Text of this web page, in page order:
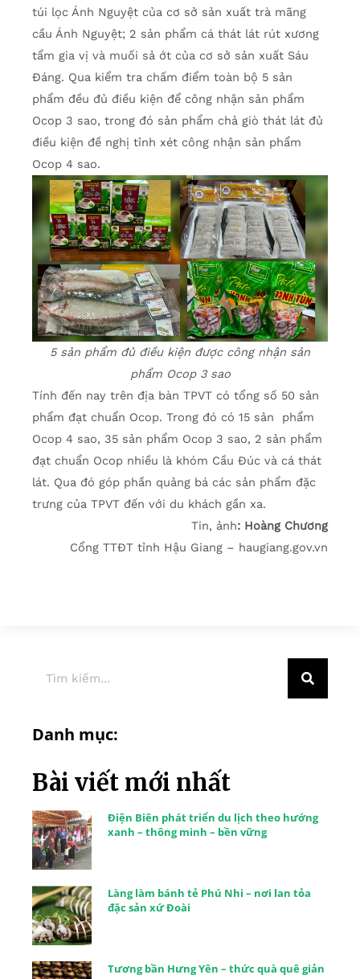
túi lọc Ánh Nguyệt của cơ sở sản xuất trà mãng
cầu Ánh Nguyệt; 2 sản phẩm cá thát lát rút xương
tẩm gia vị và muối sả ớt của cơ sở sản xuất Sáu
Đáng. Qua kiểm tra chấm điểm toàn bộ 5 sản
phẩm đều đủ điều kiện để công nhận sản phẩm
Ocop 3 sao, trong đó sản phẩm chả giò thát lát đủ
điều kiện đề nghị tỉnh xét công nhận sản phẩm
Ocop 4 sao.
5 sản phẩm đủ điều kiện được công nhận sản
phẩm Ocop 3 sao
Tính đến nay trên địa bàn TPVT có tổng số 50 sản
phẩm đạt chuẩn Ocop. Trong đó có 15 sản phẩm
Ocop 4 sao, 35 sản phẩm Ocop 3 sao, 2 sản phẩm
đạt chuẩn Ocop nhiều là khóm Cầu Đúc và cá thát
lát. Qua đó góp phần quảng bá các sản phẩm đặc
trưng của TPVT đến với du khách gần xa.
Tin, ảnh: Hoàng Chương
Cổng TTĐT tỉnh Hậu Giang – haugiang.gov.vn
Danh mục:
Bài viết mới nhất
Điện Biên phát triển du lịch theo hướng
xanh – thông minh – bền vững
Làng làm bánh tẻ Phú Nhi – nơi lan tỏa
đặc sản xứ Đoài
Tương bần Hưng Yên – thức quà quê giản